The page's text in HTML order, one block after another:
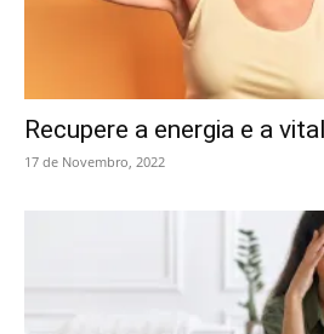
Recupere a energia e a
17 de Novembro, 2022